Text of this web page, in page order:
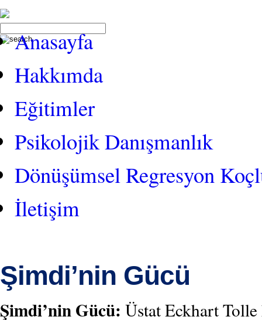
Anasayfa
Hakkımda
Eğitimler
Psikolojik Danışmanlık
Dönüşümsel Regresyon
İletişim
Şimdi’nin Gücü
Şimdi’nin Gücü: Üstat Eckhart